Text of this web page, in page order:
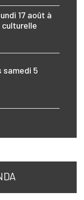
17 août à
samedi 5